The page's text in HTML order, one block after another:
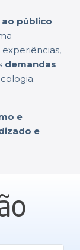
público
demandas
e
e